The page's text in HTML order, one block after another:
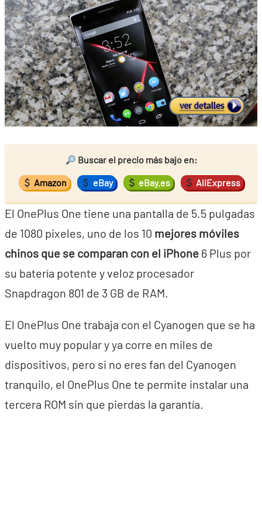
Buscar el precio más bajo en:
Amazon eBay eBay.es AliExpress
El OnePlus One tiene una pantalla de 5.5 pulgadas
de 1080 pixeles, uno de los 10 mejores móviles
chinos que se comparan con el iPhone 6 Plus por
su batería potente y veloz procesador
Snapdragon 801 de 3 GB de RAM.
El OnePlus One trabaja con el Cyanogen que se ha
vuelto muy popular y ya corre en miles de
dispositivos, pero si no eres fan del Cyanogen
tranquilo, el OnePlus One te permite instalar una
tercera ROM sin que pierdas la garantía.